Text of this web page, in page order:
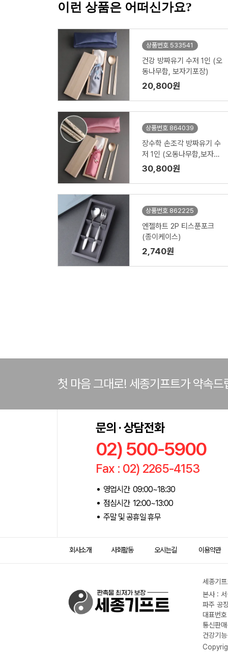
이런 상품은 어떠신가요?
상품번호 533541
건강 방짜유기 수저 1인 (오
동나무함, 보자기포장)
20,800원
상품번호 864039
장수학 손조각 방짜유기 수
저 1인 (오동나무함,보자기
포장)
30,800원
상품번호 862225
엔젤하트 2P 티스푼포크
(종이케이스)
2,740원
첫 마음 그대로! 세종기프트가 약속드
문의 · 상담전화
02) 500-5900
Fax : 02) 2265-4153
영업시간 09:00~18:30
점심시간 12:00~13:00
주말 및 공휴일 휴무
회사소개 사회활동 오시는길 이용약관
세종기
본사 :
파주 공
대표번
통신판
건강기